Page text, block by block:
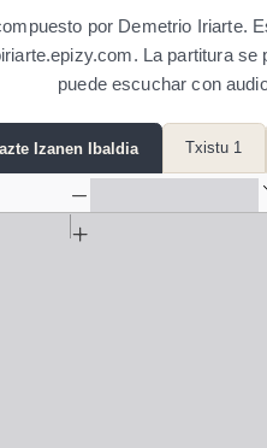
por Demetrio Iriarte.
La partitura
puede escuchar con
Izanen Ibaldia Txistu 1